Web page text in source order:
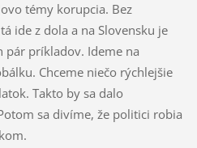
témy korupcia. Bez
ide z dola a na Slovensku je
pár príkladov. Ideme na
Chceme niečo rýchlejšie
Takto by sa dalo
sa divíme, že politici robia